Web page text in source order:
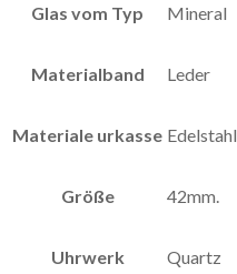
Glas vom Typ Mineral
Materialband Leder
Materiale urkasse Edelstahl
Größe 42mm.
Uhrwerk Quartz